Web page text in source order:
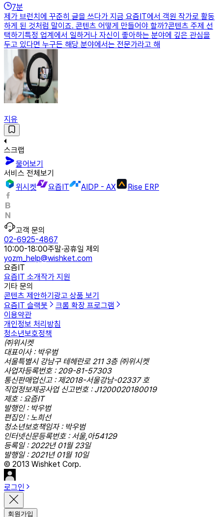
7분
제가 브런치에 꾸준히 글을 쓰다가 지금 요즘IT에서 객원 작가로 활동
하게 된 것처럼 말이죠. 콘텐츠 어떻게 만들어야 할까?콘텐츠 주제 선
택하기특정 업계에서 일하거나 자신이 좋아하는 분야에 깊은 관심을
두고 있다면 누구든 해당 분야에서는 전문가라고 해
지유
스크랩
물어보기
서비스 전체보기
위시켓
요즘IT AIDP - AX Rise ERP
고객 문의
02-6925-4867
10:00-18:00주말·공휴일 제외
yozm_help@wishket.com
요즘IT
요즘IT 소개작가 지원
기타 문의
콘텐츠 제안하기 광고 상품 보기
요즘IT 슬랙봇
크롬 확장 프로그램
이용약관
개인정보 처리방침
청소년보호정책
㈜위시켓
대표이사 : 박우범
서울특별시 강남구 테헤란로 211 3층 ㈜위시켓
사업자등록번호 : 209-81-57303
통신판매업신고 : 제2018-서울강남-02337 호
직업정보제공사업 신고번호 : J1200020180019
제호 : 요즘IT
발행인 : 박우범
편집인 : 노희선
청소년보호책임자 : 박우범
인터넷신문등록번호 : 서울,아54129
등록일 : 2022년 01월 23일
발행일 : 2021년 01월 10일
© 2013 Wishket Corp.
로그인
회원가입